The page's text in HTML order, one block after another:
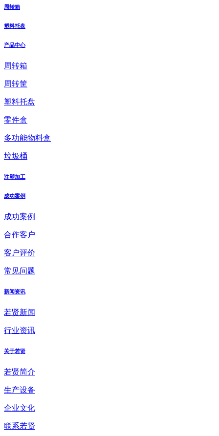
周转箱
塑料托盘
产品中心
周转箱
周转筐
塑料托盘
零件盒
多功能物料盒
垃圾桶
注塑加工
成功案例
成功案例
合作客户
客户评价
常见问题
新闻资讯
若贤新闻
行业资讯
关于若贤
若贤简介
生产设备
企业文化
联系若贤